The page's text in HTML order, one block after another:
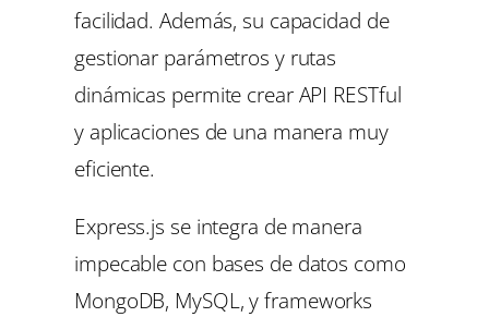
facilidad. Además, su capacidad de
gestionar parámetros y rutas
dinámicas permite crear API RESTful
y aplicaciones de una manera muy
eficiente.
Express.js se integra de manera
impecable con bases de datos como
MongoDB, MySQL, y frameworks